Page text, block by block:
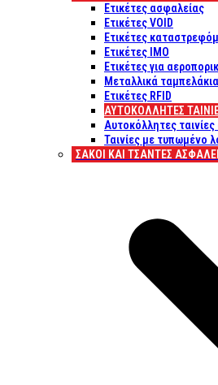
Ετικέτες ασφαλείας
Ετικέτες VOID
Ετικέτες
Ετικέτες IMO
Ετικέτες για
Μεταλλικά ταμπελάκια
Ετικέτες RFID
ΑΥΤΟΚΌΛΛΗΤΕΣ
Αυτοκόλλητες
Ταινίες με τυπωμένο
ΣΆΚΟΙ ΚΑΙ ΤΣΆΝΤΕΣ